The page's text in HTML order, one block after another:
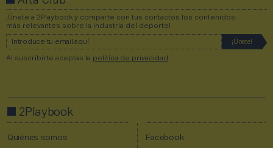
¡Únete a 2Playbook y comparte con tus contactos los contenidos
más relevantes sobre la industria del deporte!
Al suscribirte aceptas la política de privacidad
2Playbook
Quiénes somos
Facebook